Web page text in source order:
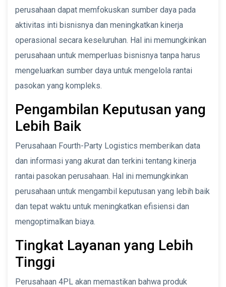
perusahaan dapat memfokuskan sumber daya pada
aktivitas inti bisnisnya dan meningkatkan kinerja
operasional secara keseluruhan. Hal ini memungkinkan
perusahaan untuk memperluas bisnisnya tanpa harus
mengeluarkan sumber daya untuk mengelola rantai
pasokan yang kompleks.
Pengambilan Keputusan yang
Lebih Baik
Perusahaan Fourth-Party Logistics memberikan data
dan informasi yang akurat dan terkini tentang kinerja
rantai pasokan perusahaan. Hal ini memungkinkan
perusahaan untuk mengambil keputusan yang lebih baik
dan tepat waktu untuk meningkatkan efisiensi dan
mengoptimalkan biaya.
Tingkat Layanan yang Lebih
Tinggi
Perusahaan 4PL akan memastikan bahwa produk